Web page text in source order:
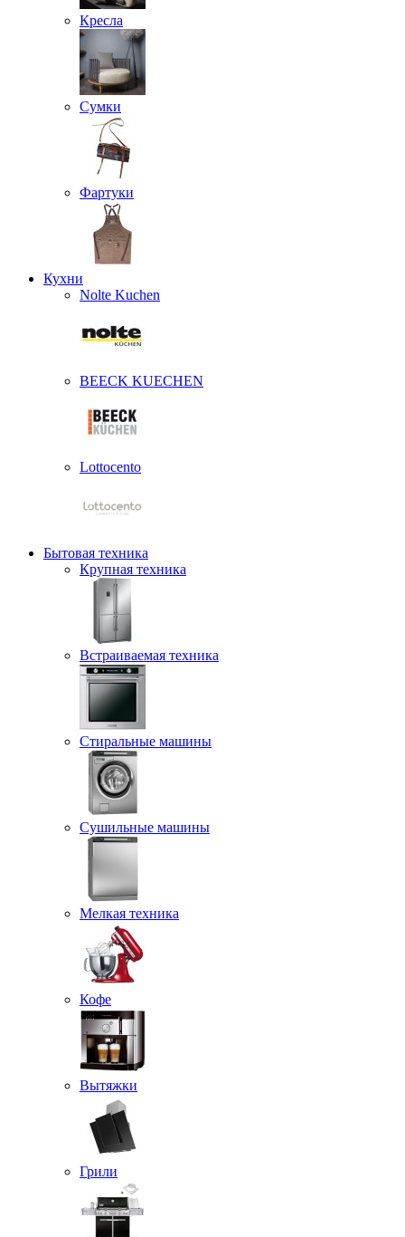
Кресла
Сумки
Фартуки
Кухни
Nolte Kuchen
BEECK KUECHEN
Lottocento
Бытовая техника
Крупная техника
Встраиваемая техника
Стиральные машины
Сушильные машины
Мелкая техника
Кофе
Вытяжки
Грили